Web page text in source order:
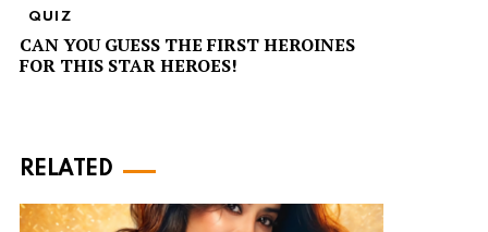
QUIZ
CAN YOU GUESS THE FIRST HEROINES
FOR THIS STAR HEROES!
RELATED